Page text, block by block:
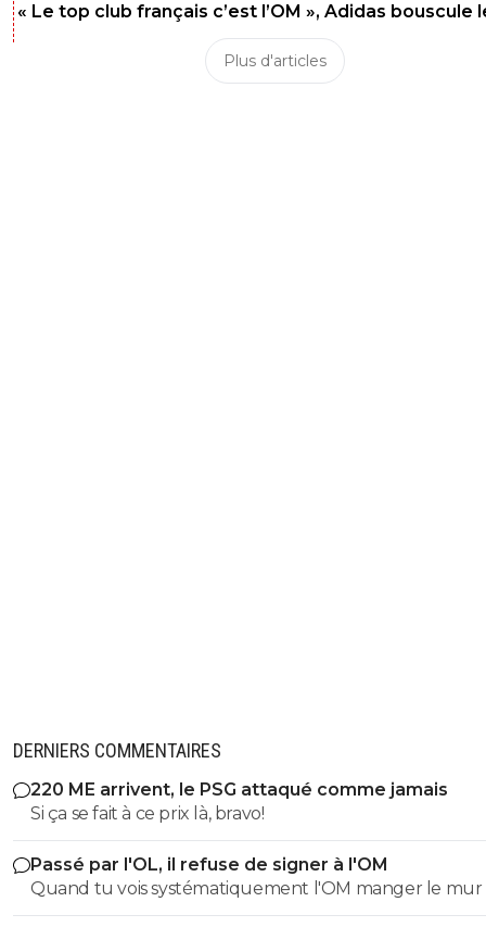
« Le top club français c’est l’OM », Adidas bouscule
Plus d'articles
DERNIERS COMMENTAIRES
220 ME arrivent, le PSG attaqué comme jamais
Si ça se fait à ce prix là, bravo!
Passé par l'OL, il refuse de signer à l'OM
Quand tu vois systématiquement l'OM manger le mur
après saison, il y a de quoi refuser d'y aller. ^^